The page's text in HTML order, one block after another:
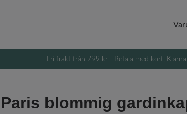
Fri frakt från 799 kr - Betala med kort, Klarna
Paris blommig